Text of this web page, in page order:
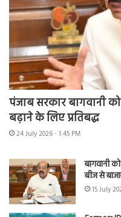
पंजाब सरकार बागवानी
बढ़ाने के लिए प्रतिबद्ध
24 July 2026 - 1:45 PM
बागवानी
बीज से
15 July